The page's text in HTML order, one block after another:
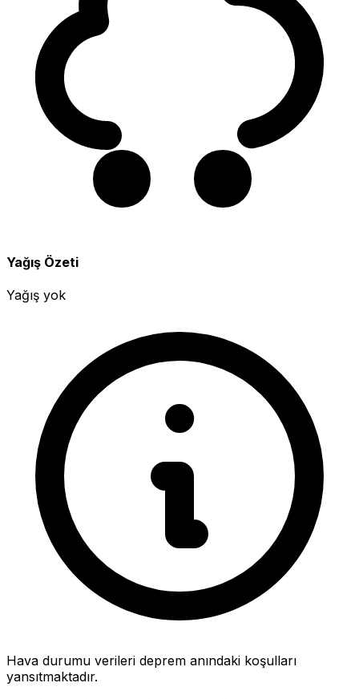
Yağış Özeti
Yağış yok
Hava durumu verileri deprem anındaki koşulları
yansıtmaktadır.